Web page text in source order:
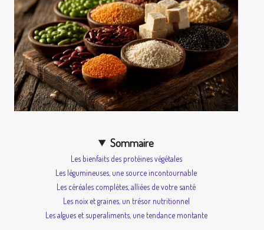
Sommaire
Les bienfaits des protéines végétales
Les légumineuses, une source incontournable
Les céréales complètes, alliées de votre santé
Les noix et graines, un trésor nutritionnel
Les algues et superaliments, une tendance montante